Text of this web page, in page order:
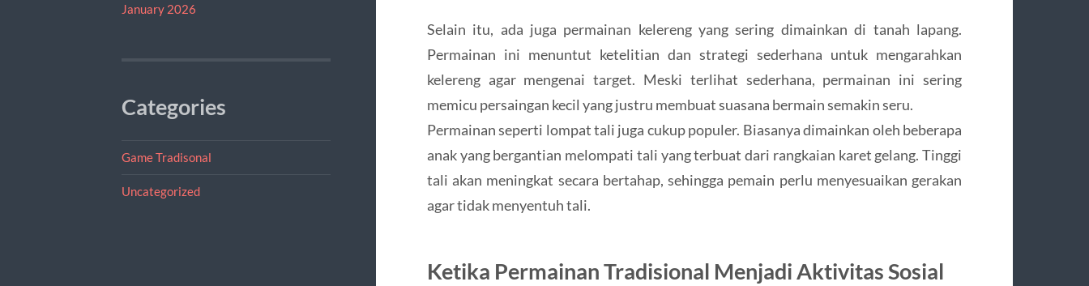
January 2026
Categories
Game Tradisonal
Uncategorized
Selain itu, ada juga permainan kelereng yang sering dimainkan di tanah lapang.
Permainan ini menuntut ketelitian dan strategi sederhana untuk mengarahkan
kelereng agar mengenai target. Meski terlihat sederhana, permainan ini sering
memicu persaingan kecil yang justru membuat suasana bermain semakin seru.
Permainan seperti lompat tali juga cukup populer. Biasanya dimainkan oleh beberapa
anak yang bergantian melompati tali yang terbuat dari rangkaian karet gelang. Tinggi
tali akan meningkat secara bertahap, sehingga pemain perlu menyesuaikan gerakan
agar tidak menyentuh tali.
Ketika Permainan Tradisional Menjadi Aktivitas Sosial